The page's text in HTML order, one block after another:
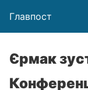
Главпост
Єрмак